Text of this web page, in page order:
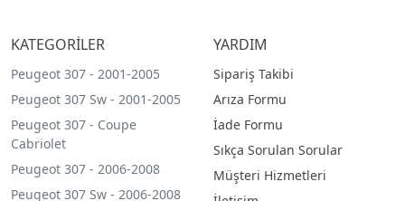
KATEGORİLER
Peugeot 307 - 2001-2005
Peugeot 307 Sw - 2001-2005
Peugeot 307 - Coupe
Cabriolet
Peugeot 307 - 2006-2008
Peugeot 307 Sw - 2006-2008
YARDIM
Sipariş Takibi
Arıza Formu
İade Formu
Sıkça Sorulan Sorular
Müşteri Hizmetleri